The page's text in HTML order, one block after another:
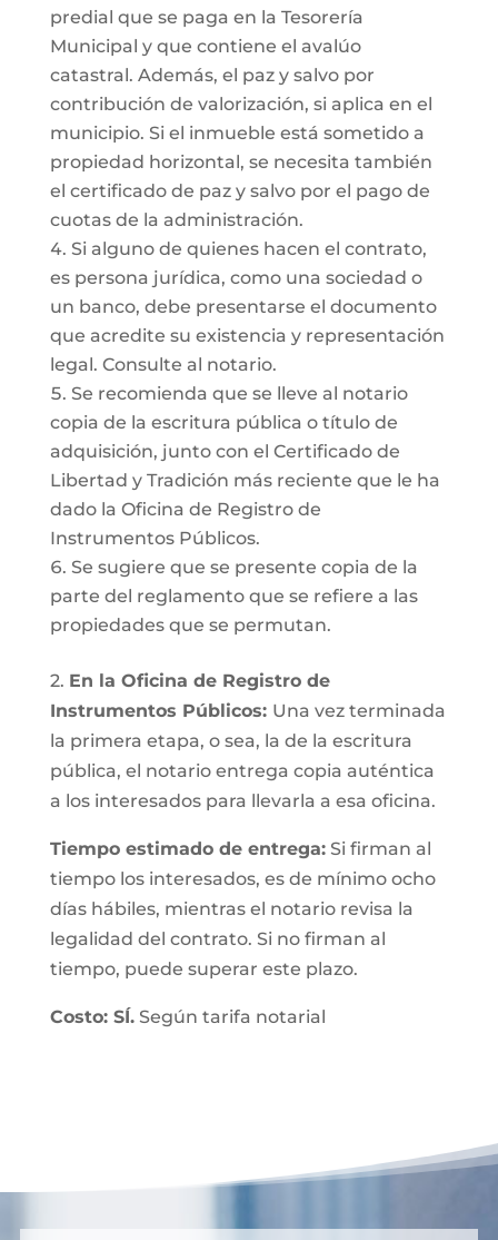
predial que se paga en la Tesorería
Municipal y que contiene el avalúo
catastral. Además, el paz y salvo por
contribución de valorización, si aplica en el
municipio. Si el inmueble está sometido a
propiedad horizontal, se necesita también
el certificado de paz y salvo por el pago de
cuotas de la administración.
Si alguno de quienes hacen el contrato,
es persona jurídica, como una sociedad o
un banco, debe presentarse el documento
que acredite su existencia y representación
legal. Consulte al notario.
Se recomienda que se lleve al notario
copia de la escritura pública o título de
adquisición, junto con el Certificado de
Libertad y Tradición más reciente que le ha
dado la Oficina de Registro de
Instrumentos Públicos.
Se sugiere que se presente copia de la
parte del reglamento que se refiere a las
propiedades que se permutan.
2. En la Oficina de Registro de
Instrumentos Públicos: Una vez terminada
la primera etapa, o sea, la de la escritura
pública, el notario entrega copia auténtica
a los interesados para llevarla a esa oficina.
Tiempo estimado de entrega:Si firman al
tiempo los interesados, es de mínimo ocho
días hábiles, mientras el notario revisa la
legalidad del contrato. Si no firman al
tiempo, puede superar este plazo.
Costo: SÍ.Según tarifa notarial